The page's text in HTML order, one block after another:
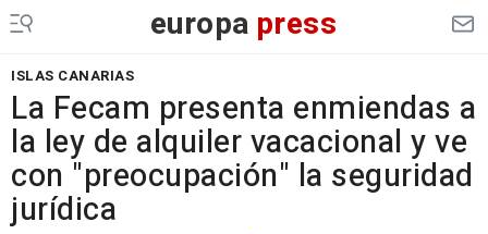
europa press
ISLAS CANARIAS
La Fecam presenta enmiendas a
la ley de alquiler vacacional y ve
con "preocupación" la seguridad
jurídica